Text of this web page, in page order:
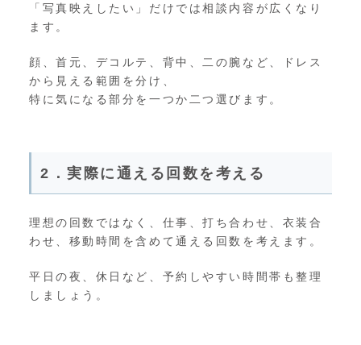
「写真映えしたい」だけでは相談内容が広くなり
ます。
顔、首元、デコルテ、背中、二の腕など、ドレス
から見える範囲を分け、
特に気になる部分を一つか二つ選びます。
2．実際に通える回数を考える
理想の回数ではなく、仕事、打ち合わせ、衣装合
わせ、移動時間を含めて通える回数を考えます。
平日の夜、休日など、予約しやすい時間帯も整理
しましょう。